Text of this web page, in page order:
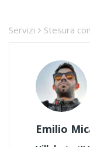
Servizi Stesura
Emilio